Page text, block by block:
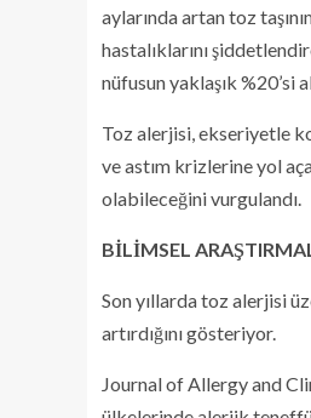
aylarında artan toz
hastalıklarını
nüfusun yaklaşık %20’si
Toz alerjisi, ekseriyetle
ve astım krizlerine yol
olabileceğini vurgulandı.
BİLİMSEL
Son yıllarda toz alerjisi
artırdığını gösteriyor.
Journal of Allergy and